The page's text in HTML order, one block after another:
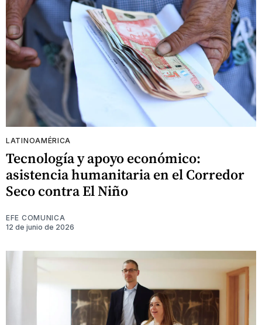
LATINOAMÉRICA
Tecnología y apoyo económico:
asistencia humanitaria en el Corredor
Seco contra El Niño
EFE COMUNICA
12 de junio de 2026